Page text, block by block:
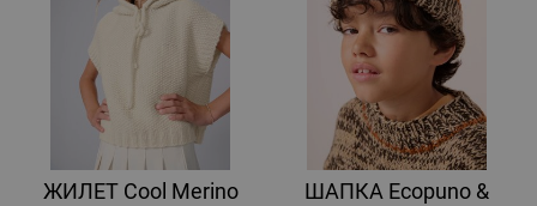
ЖИЛЕТ Cool Merino
ШАПКА Ecopuno &